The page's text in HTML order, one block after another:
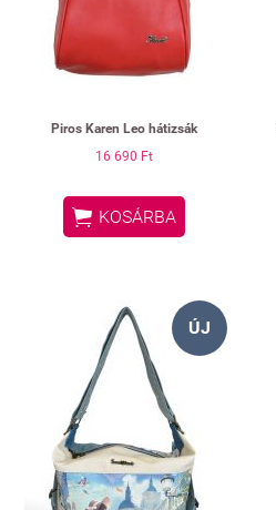
Piros Karen Leo hátizsák
16 690 Ft
 KOSÁRBA
ÚJ